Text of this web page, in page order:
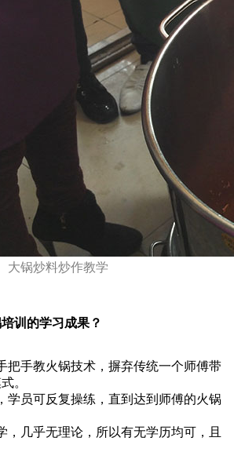
大锅炒料炒作教学
训的学习成果？
把手教火锅技术，摒弃传统一个师傅带
。
学员可反复操练，直到达到师傅的火锅
，几乎无理论，所以有无学历均可，且